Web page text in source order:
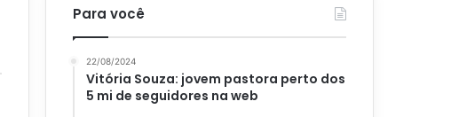
Para você
22/08/2024
Vitória Souza: jovem pastora perto dos
5 mi de seguidores na web